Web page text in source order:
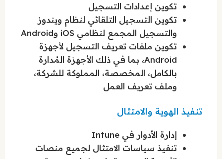
تكوين إعدادات التسجيل
تكوين التسجيل التلقائي لنظام ويندوز
والتسجيل المجمع لنظامي iOS وAndroid
تكوين ملفات تعريف التسجيل لأجهزة
Android، بما في ذلك الأجهزة المُدارة
بالكامل، المخصصة، المملوكة للشركة،
وملف تعريف العمل
تنفيذ الهوية والامتثال
إدارة الأدوار في Intune
تنفيذ سياسات الامتثال لجميع منصات